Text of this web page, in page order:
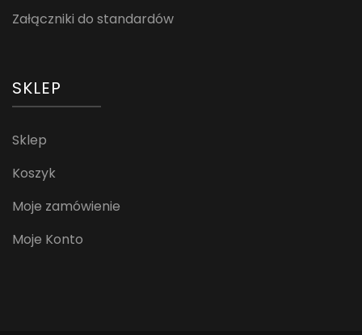
Załączniki do standardów
SKLEP
Sklep
Koszyk
Moje zamówienie
Moje Konto